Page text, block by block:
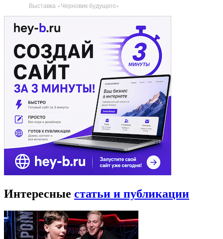
Выставка «Черновик будущего»
Интересные статьи и публикации